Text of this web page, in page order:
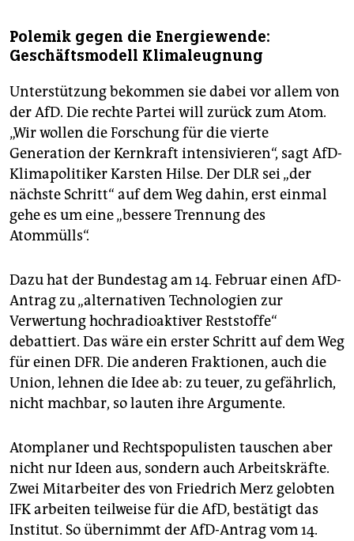
Polemik gegen die Energiewende:
Geschäftsmodell Klimaleugnung
Unterstützung bekommen sie dabei vor allem von
der AfD. Die rechte Partei will zurück zum Atom.
„Wir wollen die Forschung für die vierte
Generation der Kernkraft intensivieren“, sagt AfD-
Klimapolitiker Karsten Hilse. Der DLR sei „der
nächste Schritt“ auf dem Weg dahin, erst einmal
gehe es um eine „bessere Trennung des
Atommülls“.
Dazu hat der Bundestag am 14. Februar einen AfD-
Antrag zu „alternativen Technologien zur
Verwertung hochradioaktiver Reststoffe“
debattiert. Das wäre ein erster Schritt auf dem Weg
für einen DFR. Die anderen Fraktionen, auch die
Union, lehnen die Idee ab: zu teuer, zu gefährlich,
nicht machbar, so lauten ihre Argumente.
Atomplaner und Rechtspopulisten tauschen aber
nicht nur Ideen aus, sondern auch Arbeitskräfte.
Zwei Mitarbeiter des von Friedrich Merz gelobten
IFK arbeiten teilweise für die AfD, bestätigt das
Institut. So übernimmt der AfD-Antrag vom 14.